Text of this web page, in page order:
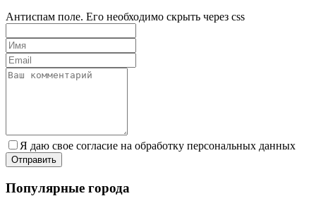
Антиспам поле. Его необходимо скрыть через css
Я даю свое согласие на обработку персональных данных
Популярные города